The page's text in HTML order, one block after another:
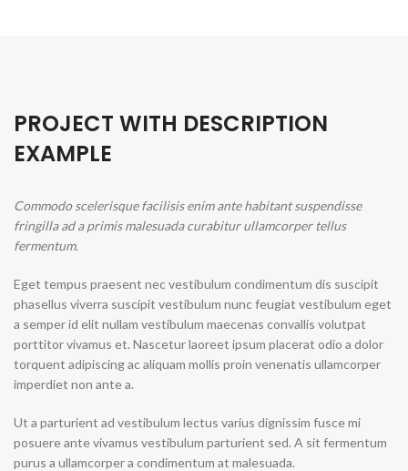
PROJECT WITH DESCRIPTION
EXAMPLE
Commodo scelerisque facilisis enim ante habitant suspendisse
fringilla ad a primis malesuada curabitur ullamcorper tellus
fermentum.
Eget tempus praesent nec vestibulum condimentum dis suscipit
phasellus viverra suscipit vestibulum nunc feugiat vestibulum eget
a semper id elit nullam vestibulum maecenas convallis volutpat
porttitor vivamus et. Nascetur laoreet ipsum placerat odio a dolor
torquent adipiscing ac aliquam mollis proin venenatis ullamcorper
imperdiet non ante a.
Ut a parturient ad vestibulum lectus varius dignissim fusce mi
posuere ante vivamus vestibulum parturient sed. A sit fermentum
purus a ullamcorper a condimentum at malesuada.